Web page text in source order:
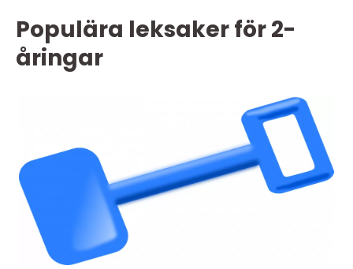
Populära leksaker för 2-
åringar